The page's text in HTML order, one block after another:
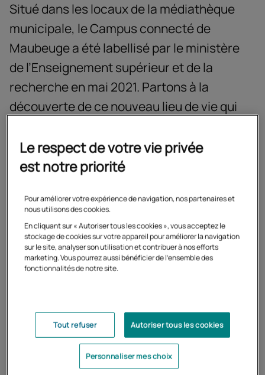
Situé dans les locaux de la médiathèque
municipale, le Campus connecté de
Maubeuge a été labellisé par le ministère
de l’Enseignement supérieur et de la
recherche en mai 2021. Partons à la
découverte de ce nouveau lieu de vie qui
Une nouvelle approche de la
formation à distance
En proposant un campus connecté à Maubeuge, la
municipalité souhaitait offrir une nouvelle approche des
apprentissages à distance pour les formations
supérieures.
des freins de toutes sortes (manque de temps, manque
envisager des études supérieures.
Thibault Lerquet, coordinateur-tuteur du campus
Le respect de votre vie privée
est notre priorité
Pour améliorer votre expérience de navigation, nos partenaires et
nous utilisons des cookies.
En cliquant sur « Autoriser tous les cookies », vous acceptez le
stockage de cookies sur votre appareil pour améliorer la navigation
sur le site, analyser son utilisation et contribuer à nos efforts
marketing. Vous pourrez aussi bénéficier de l'ensemble des
fonctionnalités de notre site.
Tout refuser Autoriser tous les cookies
Personnaliser mes choix